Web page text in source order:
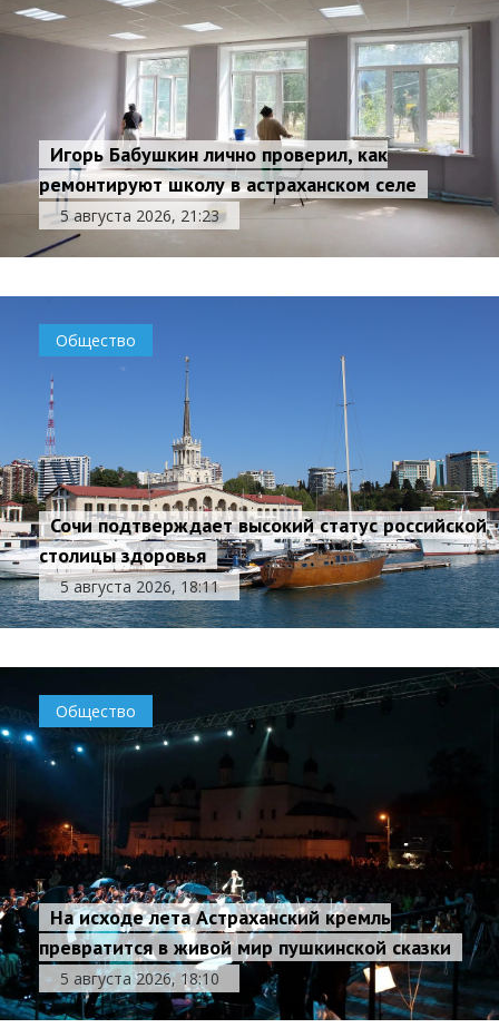
Игорь Бабушкин лично проверил, как
ремонтируют школу в астраханском селе
5 августа 2026, 21:23
Общество
Сочи подтверждает высокий статус российской
столицы здоровья
5 августа 2026, 18:11
Общество
На исходе лета Астраханский кремль
превратится в живой мир пушкинской сказки
5 августа 2026, 18:10